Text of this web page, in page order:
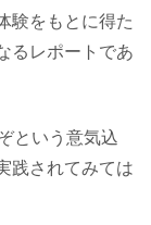
験をもとに得た
るレポートであ
という意気込
践されてみては